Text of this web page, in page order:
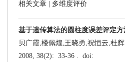
贝广霞,楼佩煌,王晓勇,祝恒云,杜辉